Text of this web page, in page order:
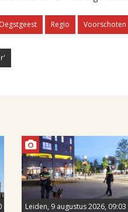
Oegstgeest Regio Voorschoten
Leiden, 9 augustus 2026, 09:03